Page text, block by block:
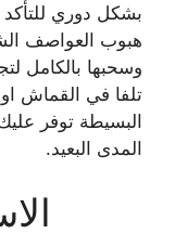
بشكل دوري
هبوب العواصف
وسحبها بالكامل
تلفا في القماش
البسيطة توفر
المدى البعيد.